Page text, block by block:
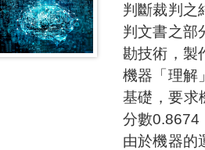
判斷裁判之
判文書之部
勘技術，製
機器「理解
基礎，要求
分數0.8674
由於機器的